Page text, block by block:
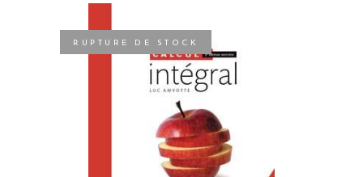
RUPTURE DE STOCK